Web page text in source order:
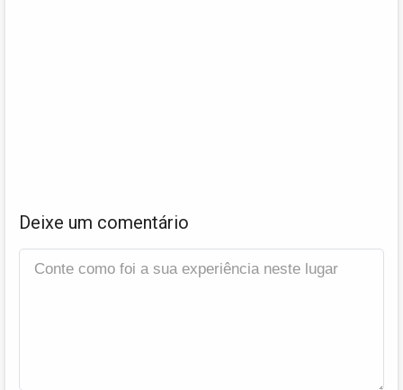
Deixe um comentário